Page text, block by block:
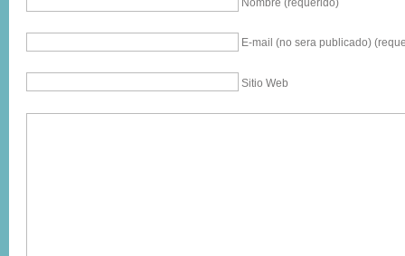
E-mail (no sera publicado)
Sitio Web